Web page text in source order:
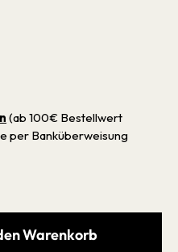
(ab 100€ Bestellwert
per Banküberweisung
Warenkorb